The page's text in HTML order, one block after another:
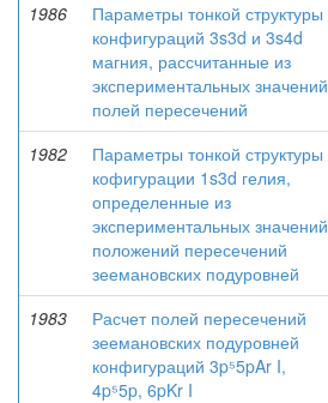
1986
Параметры тонкой структуры
конфигураций 3s3d и 3s4d
магния, рассчитанные из
экспериментальных значений
полей пересечений
1982
Параметры тонкой структуры
кофигурации 1s3d гелия,
определенные из
экспериментальных значений
положений пересечений
зеемановских подуровней
1983
Расчет полей пересечений
зеемановских подуровней
конфигураций 3p⁵5pAr I,
4p⁵5p, 6pKr I